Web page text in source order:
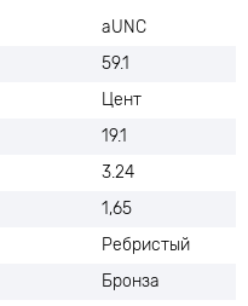
aUNC
59.1
Цент
19.1
3.24
1,65
Ребристый
Бронза